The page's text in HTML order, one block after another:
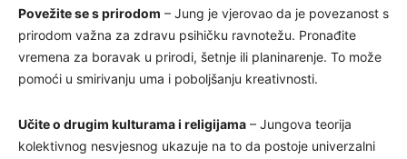
Povežite se s prirodom – Jung je vjerovao da je povezanost s
prirodom važna za zdravu psihičku ravnotežu. Pronađite
vremena za boravak u prirodi, šetnje ili planinarenje. To može
pomoći u smirivanju uma i poboljšanju kreativnosti.
Učite o drugim kulturama i religijama – Jungova teorija
kolektivnog nesvjesnog ukazuje na to da postoje univerzalni